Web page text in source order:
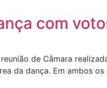
com
de Câmara
da dança. Em ambos os